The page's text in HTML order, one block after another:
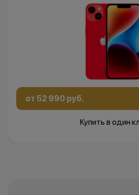
от 52 990 руб.
Купить в один